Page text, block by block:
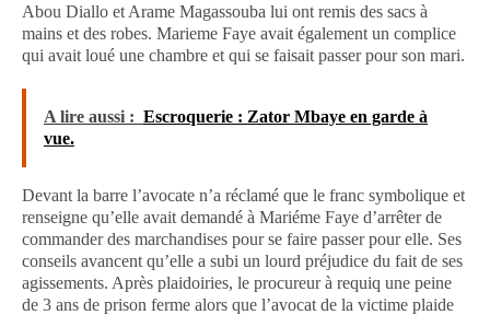
Abou Diallo et Arame Magassouba lui ont remis des sacs à
mains et des robes. Marieme Faye avait également un complice
qui avait loué une chambre et qui se faisait passer pour son mari.
A lire aussi : Escroquerie : Zator Mbaye en garde à
vue.
Devant la barre l’avocate n’a réclamé que le franc symbolique et
renseigne qu’elle avait demandé à Mariéme Faye d’arrêter de
commander des marchandises pour se faire passer pour elle. Ses
conseils avancent qu’elle a subi un lourd préjudice du fait de ses
agissements. Après plaidoiries, le procureur à requiq une peine
de 3 ans de prison ferme alors que l’avocat de la victime plaide